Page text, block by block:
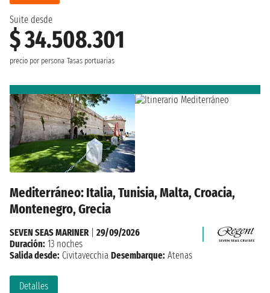
Suite desde
$ 34.508.301
precio por persona Tasas portuarias
Mediterráneo: Italia, Tunisia, Malta, Croacia,
Montenegro, Grecia
Detalles
SEVEN SEAS MARINER
29/09/2026
Duración: 13 noches
Salida desde: Civitavecchia Desembarque: Atenas